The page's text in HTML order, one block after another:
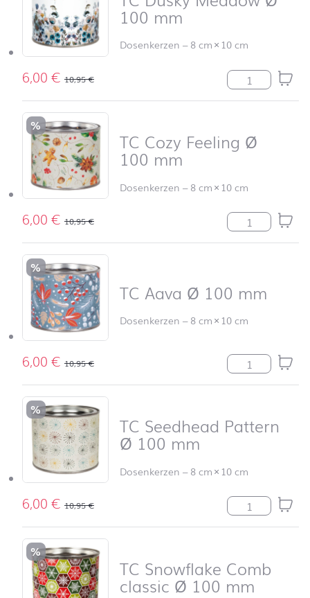
100 mm
Dosenkerzen –8 cm× 10 cm
6,00€ 10,95€ TC Dusky
%
TC Cozy Feeling Ø
100 mm
Dosenkerzen –8 cm× 10 cm
6,00€ 10,95€ TC Cozy
%
TC Aava Ø 100 mm
Dosenkerzen –8 cm× 10 cm
6,00€ 10,95€ TC Aava Ø
%
TC Seedhead Pattern
Ø 100 mm
Dosenkerzen –8 cm× 10 cm
6,00€ 10,95€ TC Seedhead
%
TC Snowflake Comb
classic Ø 100 mm